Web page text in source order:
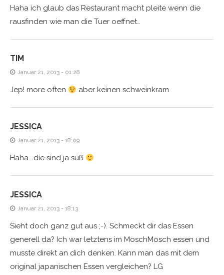
Haha ich glaub das Restaurant macht pleite wenn die
rausfinden wie man die Tuer oeffnet…
TIM
Januar 21, 2013 - 01:28
Jep! more often aber keinen schweinkram
JESSICA
Januar 21, 2013 - 18:09
Haha….die sind ja süß
JESSICA
Januar 21, 2013 - 18:13
Sieht doch ganz gut aus ;-). Schmeckt dir das Essen
generell da? Ich war letztens im MoschMosch essen und
musste direkt an dich denken. Kann man das mit dem
original japanischen Essen vergleichen? LG